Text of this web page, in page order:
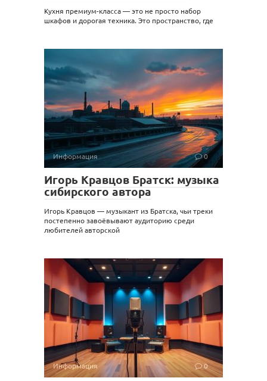
Кухня премиум-класса — это не просто набор
шкафов и дорогая техника. Это пространство, где
Информация 0
Игорь Кравцов Братск: музыка
сибирского автора
Игорь Кравцов — музыкант из Братска, чьи треки
постепенно завоёвывают аудиторию среди
любителей авторской
Информация 0